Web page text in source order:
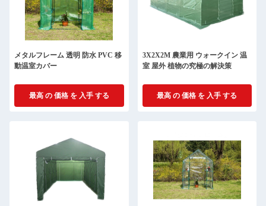
メタルフレーム 透明 防水 PVC 移
動温室カバー
最高 の 価格 を 入手 する
3X2X2M 農業用 ウォークイン 温
室 屋外 植物の究極の解決策
最高 の 価格 を 入手 する